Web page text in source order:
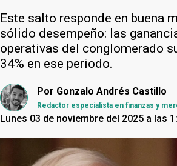
Este salto responde en buena
sólido desempeño: las
operativas del conglomerado
34% en ese periodo.
Por Gonzalo Andrés Castillo
Redactor especialista en finanzas y
Lunes 03 de noviembre del 2025 a las